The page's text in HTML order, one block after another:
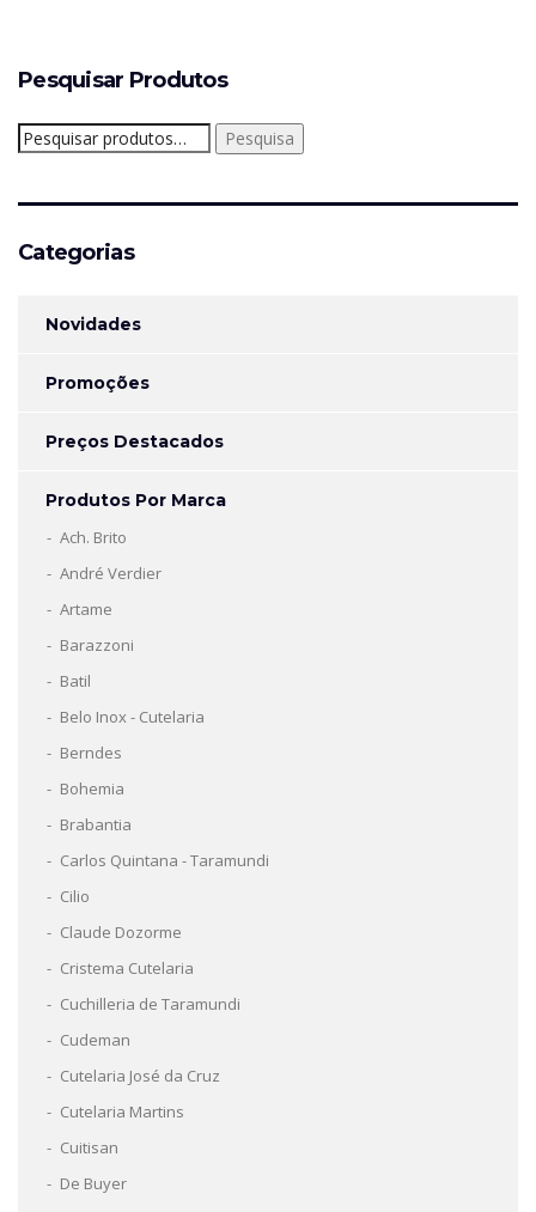
Pesquisar Produtos
Pesquisar
por:
Pesquisa
Categorias
Novidades
Promoções
Preços Destacados
Produtos Por Marca
Ach. Brito
André Verdier
Artame
Barazzoni
Batil
Belo Inox - Cutelaria
Berndes
Bohemia
Brabantia
Carlos Quintana - Taramundi
Cilio
Claude Dozorme
Cristema Cutelaria
Cuchilleria de Taramundi
Cudeman
Cutelaria José da Cruz
Cutelaria Martins
Cuitisan
De Buyer